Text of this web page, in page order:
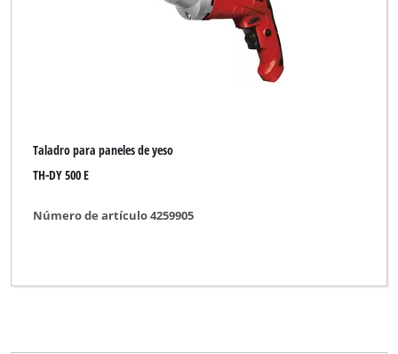
Taladro para paneles de yeso
TH-DY 500 E
Número de artículo 4259905